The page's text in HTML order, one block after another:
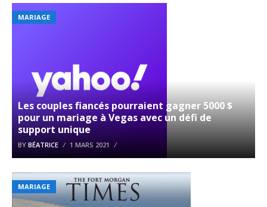
MARIAGE
Les couples fiancés pourraient gagner 5000 $
pour un mariage à Vegas avec un défi de
support unique
BY BÉATRICE 1 MARS 2021
MARIAGE